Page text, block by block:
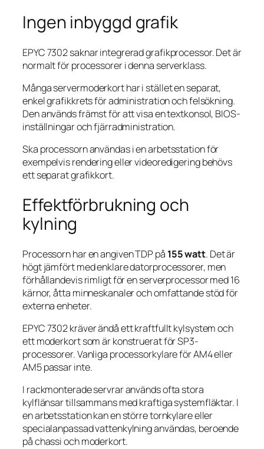
Ingen inbyggd grafik
EPYC 7302 saknar integrerad grafikprocessor. Det är
normalt för processorer i denna serverklass.
Många servermoderkort har i stället en separat,
enkel grafikkrets för administration och felsökning.
Den används främst för att visa en textkonsol, BIOS-
inställningar och fjärradministration.
Ska processorn användas i en arbetsstation för
exempelvis rendering eller videoredigering behövs
ett separat grafikkort.
Effektförbrukning och
kylning
Processorn har en angiven TDP på 155 watt. Det är
högt jämfört med enklare datorprocessorer, men
förhållandevis rimligt för en serverprocessor med 16
kärnor, åtta minneskanaler och omfattande stöd för
externa enheter.
EPYC 7302 kräver ändå ett kraftfullt kylsystem och
ett moderkort som är konstruerat för SP3-
processorer. Vanliga processorkylare för AM4 eller
AM5 passar inte.
I rackmonterade servrar används ofta stora
kylflänsar tillsammans med kraftiga systemfläktar. I
en arbetsstation kan en större tornkylare eller
specialanpassad vattenkylning användas, beroende
på chassi och moderkort.